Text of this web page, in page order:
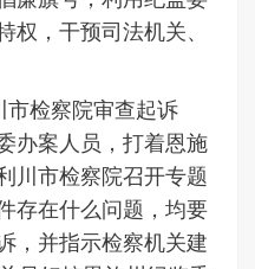
权，干预司法机关、
市检察院审查起诉
办案人员，打着恩施
川市检察院召开专题
存在什么问题，均要
，并指示检察机关建